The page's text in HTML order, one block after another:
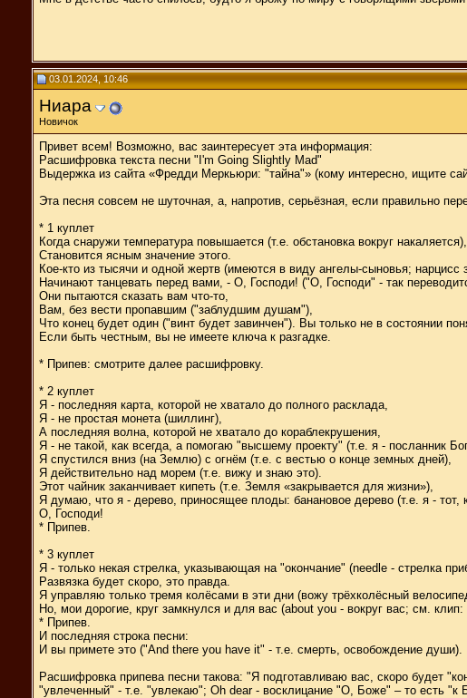
03.01.2024, 10:46
Ниара
Новичок
Привет всем! Возможно, вас заинтересует эта информация:
Расшифровка текста песни "I'm Going Slightly Mad"
Выдержка из сайта «Фредди Меркьюри: "тайна"» (кому интересно, ищите
Эта песня совсем не шуточная, а, напротив, серьёзная, если правильно
* 1 куплет
Когда снаружи температура повышается (т.е. обстановка вокруг накаляется),
Становится ясным значение этого.
Кое-кто из тысячи и одной жертв (имеются в виду ангелы-сыновья;
Начинают танцевать перед вами, - О, Господи! ("О, Господи" - так
Они пытаются сказать вам что-то,
Вам, без вести пропавшим ("заблудшим душам"),
Что конец будет один ("винт будет завинчен"). Вы только не в состоянии
Если быть честным, вы не имеете ключа к разгадке.
* Припев: смотрите далее расшифровку.
* 2 куплет
Я - последняя карта, которой не хватало до полного расклада,
Я - не простая монета (шиллинг),
А последняя волна, которой не хватало до кораблекрушения,
Я - не такой, как всегда, а помогаю "высшему проекту" (т.е. я - посланник
Я спустился вниз (на Землю) с огнём (т.е. с вестью о конце земных дней),
Я действительно над морем (т.е. вижу и знаю это).
Этот чайник заканчивает кипеть (т.е. Земля «закрывается для жизни»),
Я думаю, что я - дерево, приносящее плоды: банановое дерево (т.е. я - тот,
О, Господи!
* Припев.
* 3 куплет
Я - только некая стрелка, указывающая на "окончание" (needle - стрелка
Развязка будет скоро, это правда.
Я управляю только тремя колёсами в эти дни (вожу трёхколёсный
Но, мои дорогие, круг замкнулся и для вас (about you - вокруг вас; см. клип:
* Припев.
И последняя строка песни:
И вы примете это ("And there you have it" - т.е. смерть, освобождение души).
Расшифровка припева песни такова: "Я подготавливаю вас, скоро будет
"увлеченный" - т.е. "увлекаю"; Oh dear - восклицание "О, Боже" – то есть "к